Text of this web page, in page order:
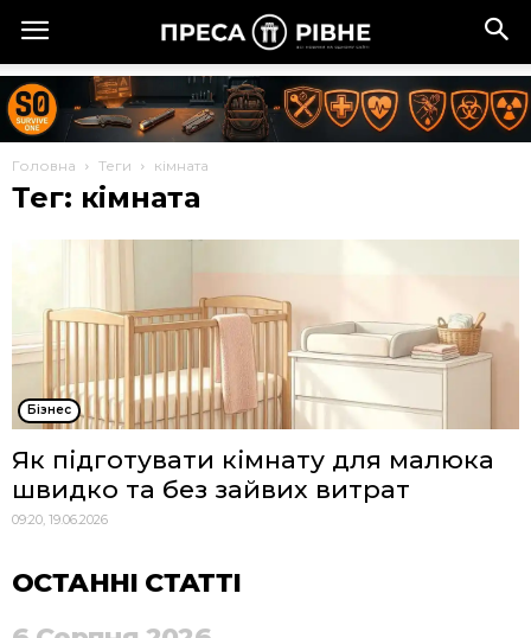
Головна Теги кімната
Тег: кімната
Бізнес
Як підготувати кімнату для малюка
швидко та без зайвих витрат
09:20, 19.06.2026
ОСТАННІ СТАТТІ